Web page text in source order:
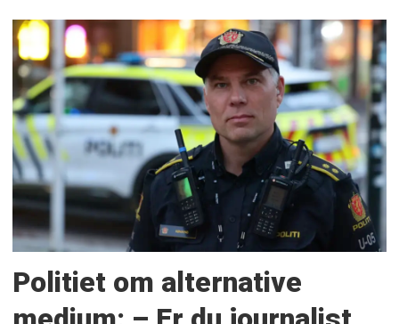
Politiet om alternative